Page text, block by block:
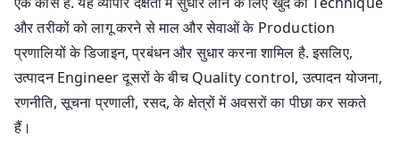
और तरीकों को लागू करने से माल और सेवाओं के Production
प्रणालियों के डिजाइन, प्रबंधन और सुधार करना शामिल है. इसलिए,
उत्पादन Engineer दूसरों के बीच Quality control, उत्पादन योजना,
रणनीति, सूचना प्रणाली, रसद, के क्षेत्रों में अवसरों का पीछा कर सकते
हैं।